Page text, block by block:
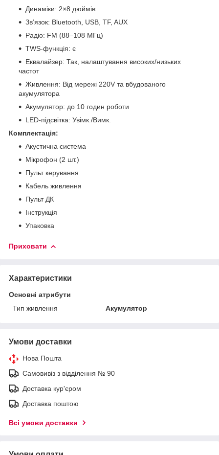
Динаміки: 2×8 дюймів
Зв’язок: Bluetooth, USB, TF, AUX
Радіо: FM (88–108 МГц)
TWS-функція: є
Еквалайзер: Так, налаштування високих/низьких
частот
Живлення: Від мережі 220V та вбудованого
акумулятора
Акумулятор: до 10 годин роботи
LED-підсвітка: Увімк./Вимк.
Комплектація:
Акустична система
Мікрофон (2 шт.)
Пульт керування
Кабель живлення
Пульт ДК
Інструкція
Упаковка
Приховати
Характеристики
Основні атрибути
Тип живлення
Акумулятор
Умови доставки
Нова Пошта
Самовивіз з відділення № 90
Доставка кур'єром
Доставка поштою
Всі умови доставки